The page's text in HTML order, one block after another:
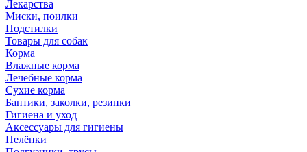
Лекарства
Миски, поилки
Подстилки
Товары для собак
Корма
Влажные корма
Лечебные корма
Сухие корма
Бантики, заколки, резинки
Гигиена и уход
Аксессуары для гигиены
Пелёнки